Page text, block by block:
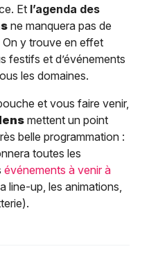
Et l’agenda des
ne manquera pas de
y trouve en effet
festifs et d’événements
les domaines.
et vous faire venir,
mettent un point
belle programmation :
toutes les
événements à venir à
line-up, les animations,